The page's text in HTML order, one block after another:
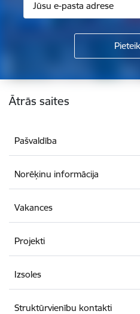
Kājene
Ātrās saites
Pašvaldība
Norēķinu informācija
Vakances
Projekti
Izsoles
Struktūrvienību kontakti